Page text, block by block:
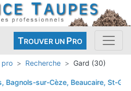
TROUVER UN PRO
pro Recherche Gard (30)
sur-Cèze, Beaucaire, St-